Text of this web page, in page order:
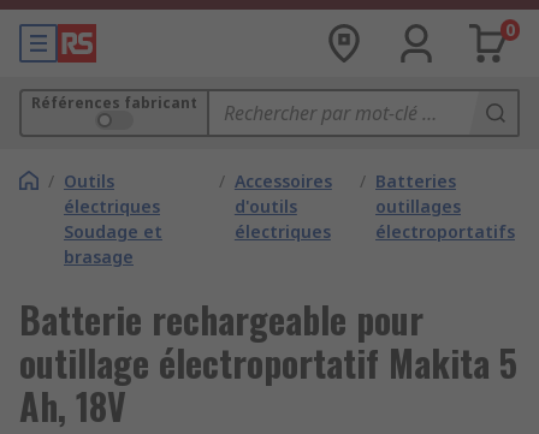
0
Références fabricant
/ Outils
électriques
Soudage et
brasage
/ Accessoires
d'outils
électriques
/ Batteries
outillages
électroportatifs
Batterie rechargeable pour
outillage électroportatif Makita 5
Ah, 18V